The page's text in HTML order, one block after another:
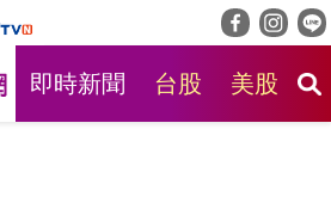
即時新聞 台股 美股